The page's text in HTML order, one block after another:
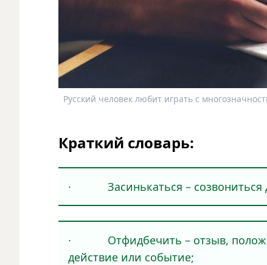
Русский человек любит играть с
Краткий словарь:
· Засинькаться – созвониться
· Отфидбечить – отзыв,
действие или событие;